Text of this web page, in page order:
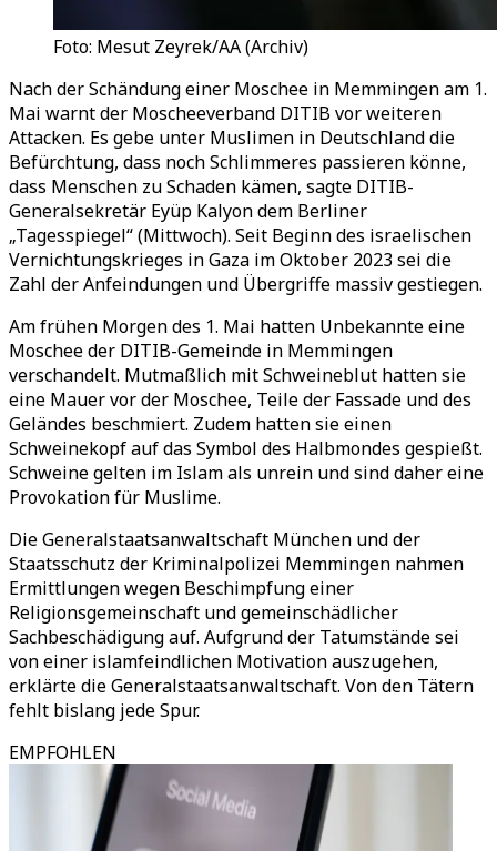
Foto: Mesut Zeyrek/AA (Archiv)
Nach der Schändung einer Moschee in Memmingen am 1.
Mai warnt der Moscheeverband DITIB vor weiteren
Attacken. Es gebe unter Muslimen in Deutschland die
Befürchtung, dass noch Schlimmeres passieren könne,
dass Menschen zu Schaden kämen, sagte DITIB-
Generalsekretär Eyüp Kalyon dem Berliner
„Tagesspiegel“ (Mittwoch). Seit Beginn des israelischen
Vernichtungskrieges in Gaza im Oktober 2023 sei die
Zahl der Anfeindungen und Übergriffe massiv gestiegen.
Am frühen Morgen des 1. Mai hatten Unbekannte eine
Moschee der DITIB-Gemeinde in Memmingen
verschandelt. Mutmaßlich mit Schweineblut hatten sie
eine Mauer vor der Moschee, Teile der Fassade und des
Geländes beschmiert. Zudem hatten sie einen
Schweinekopf auf das Symbol des Halbmondes gespießt.
Schweine gelten im Islam als unrein und sind daher eine
Provokation für Muslime.
Die Generalstaatsanwaltschaft München und der
Staatsschutz der Kriminalpolizei Memmingen nahmen
Ermittlungen wegen Beschimpfung einer
Religionsgemeinschaft und gemeinschädlicher
Sachbeschädigung auf. Aufgrund der Tatumstände sei
von einer islamfeindlichen Motivation auszugehen,
erklärte die Generalstaatsanwaltschaft. Von den Tätern
fehlt bislang jede Spur.
EMPFOHLEN